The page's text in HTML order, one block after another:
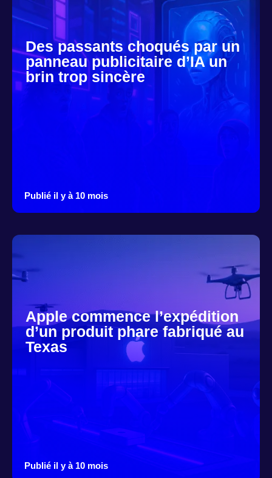
Des passants choqués par un
panneau publicitaire d’IA un
brin trop sincère
Publié il y à 10 mois
Apple commence l’expédition
d’un produit phare fabriqué au
Texas
Publié il y à 10 mois